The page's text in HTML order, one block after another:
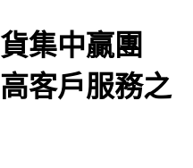
集中贏團
客戶服務之